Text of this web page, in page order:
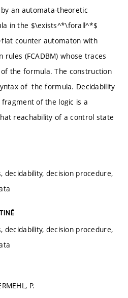
an automata-theoretic
in the $\exists^*\forall^*$
counter automaton with
(FCADBM) whose traces
the formula. The construction
of the formula. Decidability
of the logic is a
reachability of a control state
decidability, decision procedure,
decidability, decision procedure,
P.